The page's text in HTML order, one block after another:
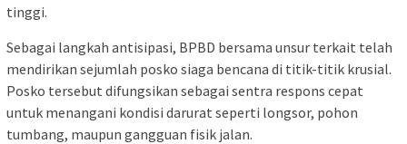
tinggi.
Sebagai langkah antisipasi, BPBD bersama unsur terkait telah
mendirikan sejumlah posko siaga bencana di titik-titik krusial.
Posko tersebut difungsikan sebagai sentra respons cepat
untuk menangani kondisi darurat seperti longsor, pohon
tumbang, maupun gangguan fisik jalan.